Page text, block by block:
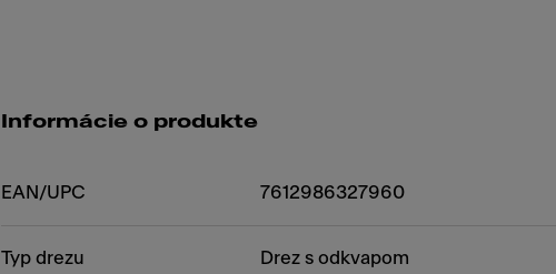
Informácie o produkte
EAN/UPC 7612986327960
Typ drezu Drez s odkvapom